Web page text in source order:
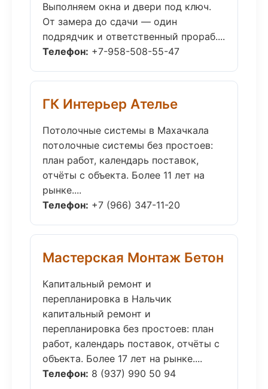
Выполняем окна и двери под ключ.
От замера до сдачи — один
подрядчик и ответственный прораб....
Телефон: +7-958-508-55-47
ГК Интерьер Ателье
Потолочные системы в Махачкала
потолочные системы без простоев:
план работ, календарь поставок,
отчёты с объекта. Более 11 лет на
рынке....
Телефон: +7 (966) 347-11-20
Мастерская Монтаж Бетон
Капитальный ремонт и
перепланировка в Нальчик
капитальный ремонт и
перепланировка без простоев: план
работ, календарь поставок, отчёты с
объекта. Более 17 лет на рынке....
Телефон: 8 (937) 990 50 94